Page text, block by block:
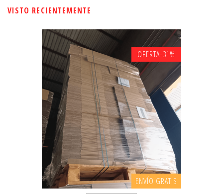
VISTO RECIENTEMENTE
ENVÍO GRATIS
OFERTA-31%